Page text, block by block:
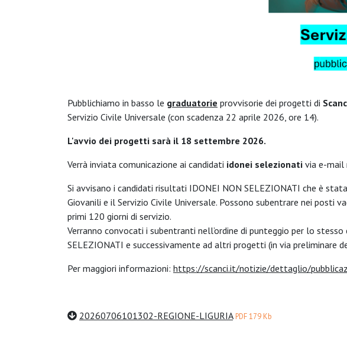
Pubblichiamo in basso le graduatorie provvisorie dei progetti di
Servizio Civile Universale (con scadenza 22 aprile 2026, ore 14).
L'avvio dei progetti sarà il 18 settembre 2026.
Verrà inviata comunicazione ai candidati idonei selezionati via e-mail
Si avvisano i candidati risultati IDONEI NON SELEZIONATI che è
Giovanili e il Servizio Civile Universale. Possono subentrare nei posti
primi 120 giorni di servizio.
Verranno convocati i subentranti nell’ordine di punteggio per lo
SELEZIONATI e successivamente ad altri progetti (in via preliminare
Per maggiori informazioni: https://scanci.it/notizie/dettaglio/
20260706101302-REGIONE-LIGURIA PDF 179 Kb